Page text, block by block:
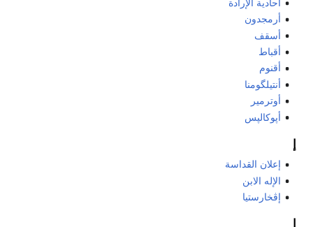
أحادية الإرادة
أرمجدون
أسقف
أقباط
أقنوم
أنتيلگومنا
أوترمير
أپوكالپس
إ
إعلان القداسة
الإله الابن
إڤخارستيا